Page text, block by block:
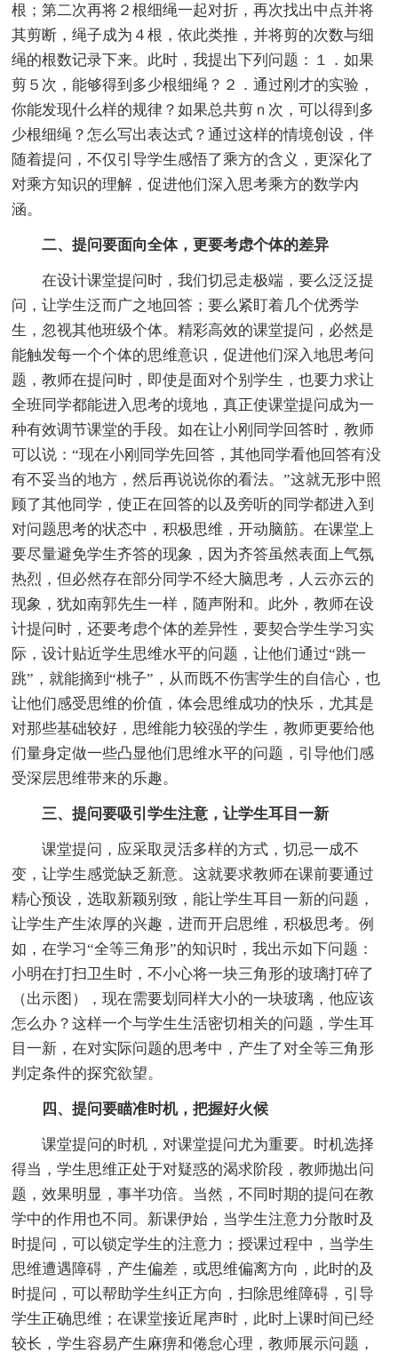
根；第二次再将２根细绳一起对折，再次找出中点并将
其剪断，绳子成为４根，依此类推，并将剪的次数与细
绳的根数记录下来。此时，我提出下列问题：１．如果
剪５次，能够得到多少根细绳？２．通过刚才的实验，
你能发现什么样的规律？如果总共剪ｎ次，可以得到多
少根细绳？怎么写出表达式？通过这样的情境创设，伴
随着提问，不仅引导学生感悟了乘方的含义，更深化了
对乘方知识的理解，促进他们深入思考乘方的数学内
涵。
二、提问要面向全体，更要考虑个体的差异
在设计课堂提问时，我们切忌走极端，要么泛泛提
问，让学生泛而广之地回答；要么紧盯着几个优秀学
生，忽视其他班级个体。精彩高效的课堂提问，必然是
能触发每一个个体的思维意识，促进他们深入地思考问
题，教师在提问时，即使是面对个别学生，也要力求让
全班同学都能进入思考的境地，真正使课堂提问成为一
种有效调节课堂的手段。如在让小刚同学回答时，教师
可以说：“现在小刚同学先回答，其他同学看他回答有没
有不妥当的地方，然后再说说你的看法。”这就无形中照
顾了其他同学，使正在回答的以及旁听的同学都进入到
对问题思考的状态中，积极思维，开动脑筋。在课堂上
要尽量避免学生齐答的现象，因为齐答虽然表面上气氛
热烈，但必然存在部分同学不经大脑思考，人云亦云的
现象，犹如南郭先生一样，随声附和。此外，教师在设
计提问时，还要考虑个体的差异性，要契合学生学习实
际，设计贴近学生思维水平的问题，让他们通过“跳一
跳”，就能摘到“桃子”，从而既不伤害学生的自信心，也
让他们感受思维的价值，体会思维成功的快乐，尤其是
对那些基础较好，思维能力较强的学生，教师更要给他
们量身定做一些凸显他们思维水平的问题，引导他们感
受深层思维带来的乐趣。
三、提问要吸引学生注意，让学生耳目一新
课堂提问，应采取灵活多样的方式，切忌一成不
变，让学生感觉缺乏新意。这就要求教师在课前要通过
精心预设，选取新颖别致，能让学生耳目一新的问题，
让学生产生浓厚的兴趣，进而开启思维，积极思考。例
如，在学习“全等三角形”的知识时，我出示如下问题：
小明在打扫卫生时，不小心将一块三角形的玻璃打碎了
（出示图），现在需要划同样大小的一块玻璃，他应该
怎么办？这样一个与学生生活密切相关的问题，学生耳
目一新，在对实际问题的思考中，产生了对全等三角形
判定条件的探究欲望。
四、提问要瞄准时机，把握好火候
课堂提问的时机，对课堂提问尤为重要。时机选择
得当，学生思维正处于对疑惑的渴求阶段，教师抛出问
题，效果明显，事半功倍。当然，不同时期的提问在教
学中的作用也不同。新课伊始，当学生注意力分散时及
时提问，可以锁定学生的注意力；授课过程中，当学生
思维遭遇障碍，产生偏差，或思维偏离方向，此时的及
时提问，可以帮助学生纠正方向，扫除思维障碍，引导
学生正确思维；在课堂接近尾声时，此时上课时间已经
较长，学生容易产生麻痹和倦怠心理，教师展示问题，